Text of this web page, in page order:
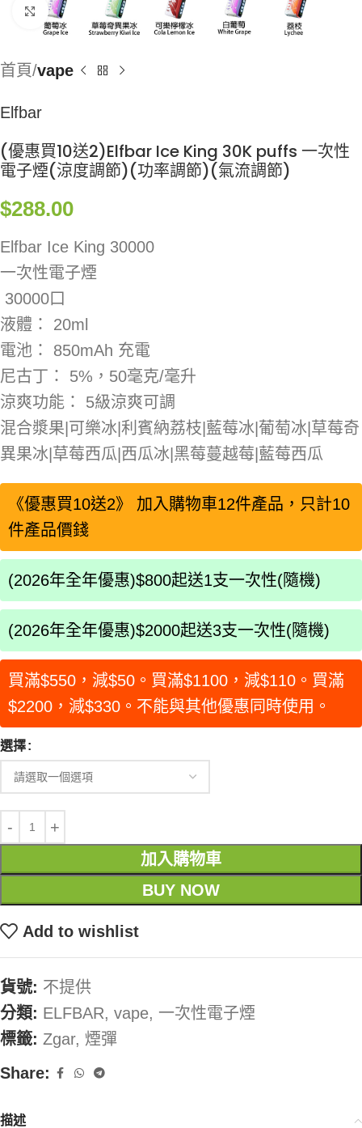
Click to enlarge
首頁 vape
Elfbar
(優惠買10送2)Elfbar Ice King 30K puffs 一次性
電子煙(涼度調節)(功率調節)(氣流調節)
$288.00
Elfbar Ice King 30000
一次性電子煙
30000口
液體： 20ml
電池： 850mAh 充電
尼古丁： 5%，50毫克/毫升
涼爽功能： 5級涼爽可調
混合漿果|可樂冰|利賓納荔枝|藍莓冰|葡萄冰|草莓奇
異果冰|草莓西瓜|西瓜冰|黑莓蔓越莓|藍莓西瓜
《優惠買10送2》 加入購物車12件產品，只計10
件產品價錢
(2026年全年優惠)$800起送1支一次性(隨機)
(2026年全年優惠)$2000起送3支一次性(隨機)
買滿$550，減$50。買滿$1100，減$110。買滿
$2200，減$330。不能與其他優惠同時使用。
選擇
加入購物車
BUY NOW
Add to wishlist
貨號: 不提供
分類: ELFBAR, vape, 一次性電子煙
標籤: Zgar, 煙彈
Share:
描述